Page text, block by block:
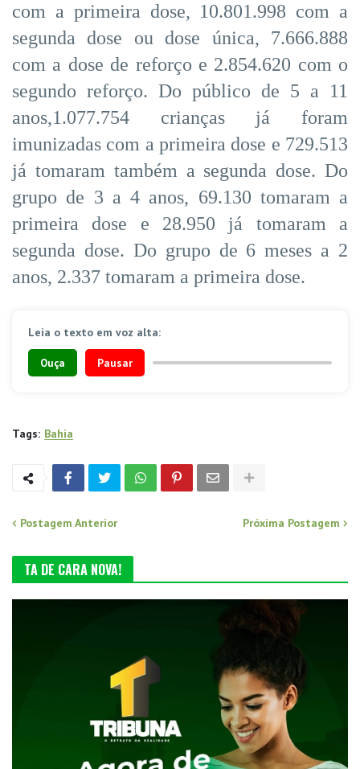
com a primeira dose, 10.801.998 com a
segunda dose ou dose única, 7.666.888
com a dose de reforço e 2.854.620 com o
segundo reforço. Do público de 5 a 11
anos,1.077.754 crianças já foram
imunizadas com a primeira dose e 729.513
já tomaram também a segunda dose. Do
grupo de 3 a 4 anos, 69.130 tomaram a
primeira dose e 28.950 já tomaram a
segunda dose. Do grupo de 6 meses a 2
anos, 2.337 tomaram a primeira dose.
Leia o texto em voz alta:
Ouça Pausar
Tags: Bahia
Postagem Anterior Próxima Postagem
TA DE CARA NOVA!